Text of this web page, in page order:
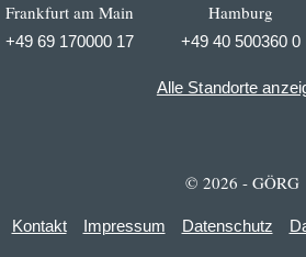
Frankfurt am Main
+49 69 170000 17
Hamburg
+49 40 500360 0
Alle Standorte
© 2026 - GÖRG
Kontakt Impressum Datenschutz